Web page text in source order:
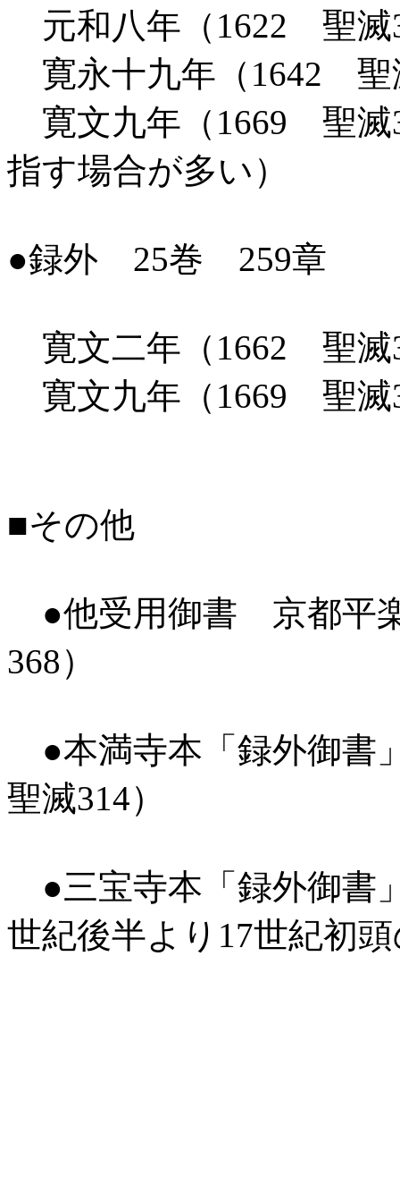
元和八年（1622 聖
寛永十九年（1642 聖
寛文九年（1669 聖滅
指す場合が多い）
●録外 25巻 259章
寛文二年（1662 聖滅
寛文九年（1669 聖
■その他
●他受用御書 京都平
368）
●本満寺本「録外御
聖滅314）
●三宝寺本「録外御
世紀後半より17世紀初